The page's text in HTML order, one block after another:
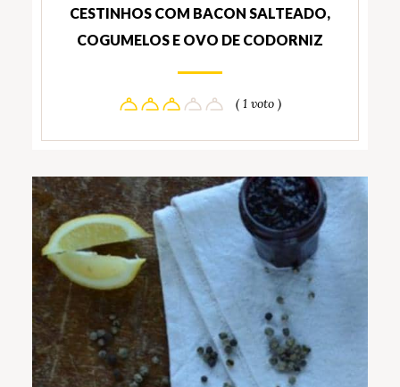
CESTINHOS COM BACON SALTEADO,
COGUMELOS E OVO DE CODORNIZ
( 1 voto )